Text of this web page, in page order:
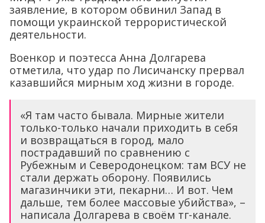
заявление, в котором обвинил Запад в
помощи украинской террористической
деятельности.
Военкор и поэтесса Анна Долгарева
отметила, что удар по Лисичанску прервал
казавшийся мирным ход жизни в городе.
«Я там часто бывала. Мирные жители
только-только начали приходить в себя
и возвращаться в город, мало
пострадавший по сравнению с
Рубежным и Северодонецком: там ВСУ не
стали держать оборону. Появились
магазинчики эти, пекарни… И вот. Чем
дальше, тем более массовые убийства», –
написала Долгарева в своём тг-канале.